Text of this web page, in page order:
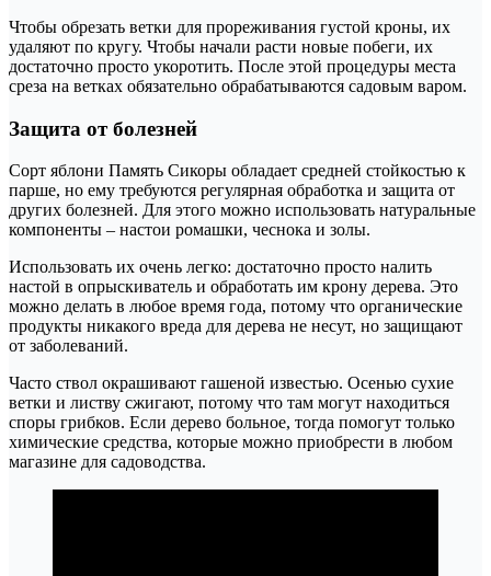
Чтобы обрезать ветки для прореживания густой кроны, их
удаляют по кругу. Чтобы начали расти новые побеги, их
достаточно просто укоротить. После этой процедуры места
среза на ветках обязательно обрабатываются садовым варом.
Защита от болезней
Сорт яблони Память Сикоры обладает средней стойкостью к
парше, но ему требуются регулярная обработка и защита от
других болезней. Для этого можно использовать натуральные
компоненты – настои ромашки, чеснока и золы.
Использовать их очень легко: достаточно просто налить
настой в опрыскиватель и обработать им крону дерева. Это
можно делать в любое время года, потому что органические
продукты никакого вреда для дерева не несут, но защищают
от заболеваний.
Часто ствол окрашивают гашеной известью. Осенью сухие
ветки и листву сжигают, потому что там могут находиться
споры грибков. Если дерево больное, тогда помогут только
химические средства, которые можно приобрести в любом
магазине для садоводства.